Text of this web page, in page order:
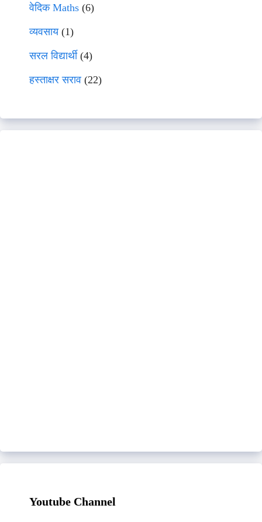
वेदिक Maths (6)
व्यवसाय(1)
सरल विद्यार्थी(4)
हस्ताक्षर सराव (22)
Youtube Channel